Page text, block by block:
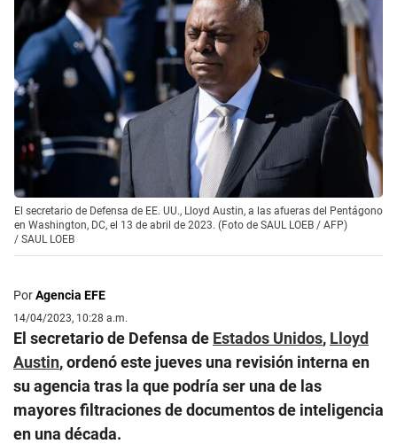
El secretario de Defensa de EE. UU., Lloyd Austin, a las afueras del Pentágono
en Washington, DC, el 13 de abril de 2023. (Foto de SAUL LOEB / AFP)
/ SAUL LOEB
PorAgencia EFE
14/04/2023, 10:28 a.m.
El secretario de Defensa de Estados Unidos, Lloyd
Austin, ordenó este jueves una revisión interna en
su agencia tras la que podría ser una de las
mayores filtraciones de documentos de inteligencia
en una década.